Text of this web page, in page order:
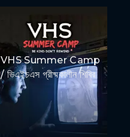
VHS Summer Camp
/ ভিএইচএস গ্রীষ্মকালীন শিবির